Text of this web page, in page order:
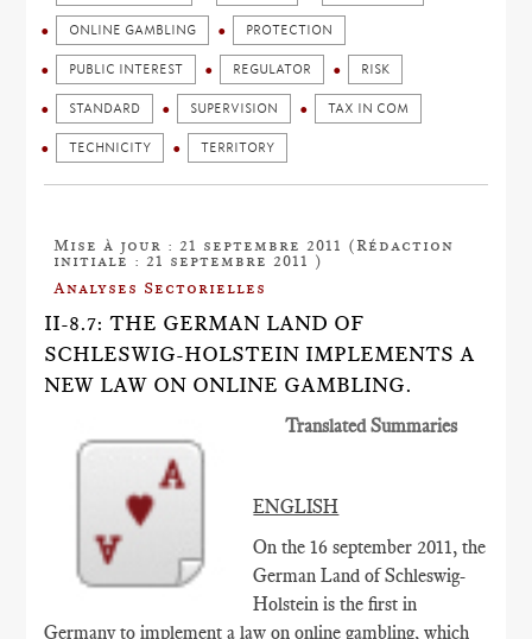
ONLINE GAMBLING PROTECTION
PUBLIC INTEREST REGULATOR RISK
STANDARD SUPERVISION TAX IN COM
TECHNICITY TERRITORY
Mise à jour : 21 septembre 2011 (Rédaction
initiale : 21 septembre 2011 )
Analyses Sectorielles
II-8.7: THE GERMAN LAND OF
SCHLESWIG-HOLSTEIN IMPLEMENTS A
NEW LAW ON ONLINE GAMBLING.
Translated Summaries
ENGLISH
On the 16 september 2011, the
German Land of Schleswig-
Holstein is the first in
Germany to implement a law on online gambling, which